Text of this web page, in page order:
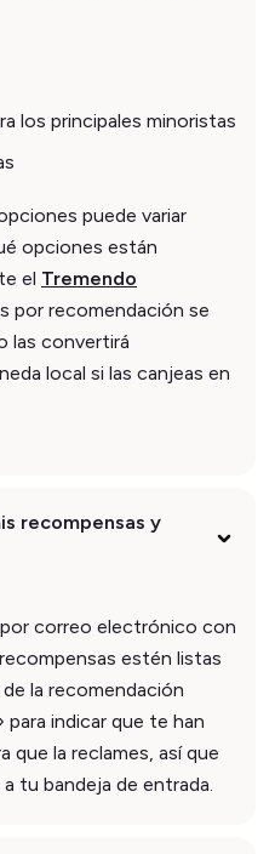
los principales minoristas
puede variar
opciones están
el Tremendo
por recomendación se
las convertirá
local si las canjeas en
recompensas y
correo electrónico con
estén listas
la recomendación
indicar que te han
que la reclames, así que
tu bandeja de entrada.